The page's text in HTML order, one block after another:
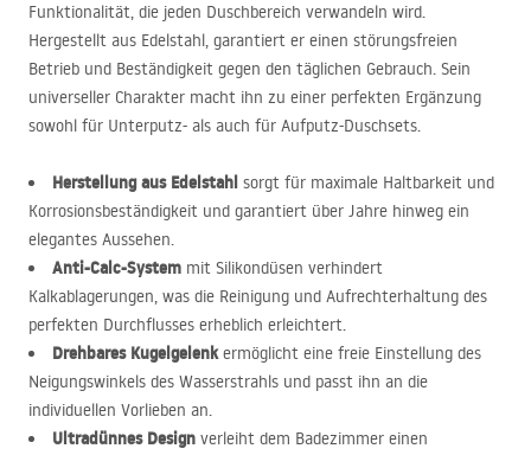
Funktionalität, die jeden Duschbereich verwandeln wird.
Hergestellt aus Edelstahl, garantiert er einen störungsfreien
Betrieb und Beständigkeit gegen den täglichen Gebrauch. Sein
universeller Charakter macht ihn zu einer perfekten Ergänzung
sowohl für Unterputz- als auch für Aufputz-Duschsets.
Herstellung aus Edelstahl sorgt für maximale Haltbarkeit und
Korrosionsbeständigkeit und garantiert über Jahre hinweg ein
elegantes Aussehen.
Anti-Calc-System mit Silikondüsen verhindert
Kalkablagerungen, was die Reinigung und Aufrechterhaltung des
perfekten Durchflusses erheblich erleichtert.
Drehbares Kugelgelenkermöglicht eine freie Einstellung des
Neigungswinkels des Wasserstrahls und passt ihn an die
individuellen Vorlieben an.
Ultradünnes Design verleiht dem Badezimmer einen